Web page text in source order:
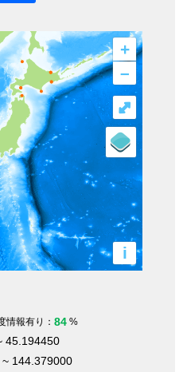
+
–
i
⤢
情報有り： 84 %
45.194450
144.379000